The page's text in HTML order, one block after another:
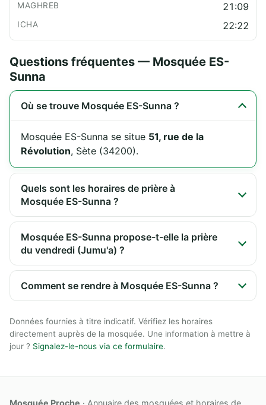
21:09
22:22
Questions fréquentes — Mosquée ES-
Sunna
Où se trouve Mosquée ES-Sunna ?
Mosquée ES-Sunna se situe 51, rue de la
Révolution, Sète (34200).
Quels sont les horaires de prière à
Mosquée ES-Sunna ?
Mosquée ES-Sunna propose-t-elle la prière
du vendredi (Jumu'a) ?
Comment se rendre à Mosquée ES-Sunna ?
Données fournies à titre indicatif. Vérifiez les horaires
directement auprès de la mosquée. Une information à mettre à
jour ? Signalez-le-nous via ce formulaire.
Mosquée Proche · Annuaire des mosquées et horaires de